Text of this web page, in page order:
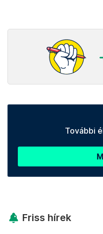
További
Friss hírek